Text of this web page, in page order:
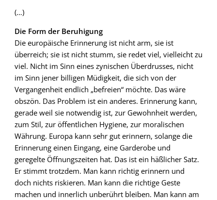
(…)
Die Form der Beruhigung
Die europäische Erinnerung ist nicht arm, sie ist
überreich; sie ist nicht stumm, sie redet viel, vielleicht zu
viel. Nicht im Sinn eines zynischen Überdrusses, nicht
im Sinn jener billigen Müdigkeit, die sich von der
Vergangenheit endlich „befreien“ möchte. Das wäre
obszön. Das Problem ist ein anderes. Erinnerung kann,
gerade weil sie notwendig ist, zur Gewohnheit werden,
zum Stil, zur öffentlichen Hygiene, zur moralischen
Währung. Europa kann sehr gut erinnern, solange die
Erinnerung einen Eingang, eine Garderobe und
geregelte Öffnungszeiten hat. Das ist ein häßlicher Satz.
Er stimmt trotzdem. Man kann richtig erinnern und
doch nichts riskieren. Man kann die richtige Geste
machen und innerlich unberührt bleiben. Man kann am